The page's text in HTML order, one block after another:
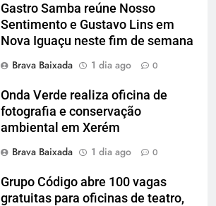
Gastro Samba reúne Nosso
Sentimento e Gustavo Lins em
Nova Iguaçu neste fim de semana
Brava Baixada
1 dia ago 0
Onda Verde realiza oficina de
fotografia e conservação
ambiental em Xerém
Brava Baixada
1 dia ago 0
Grupo Código abre 100 vagas
gratuitas para oficinas de teatro,